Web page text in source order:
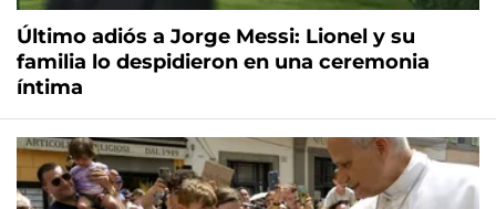
Último adiós a Jorge Messi: Lionel y su
familia lo despidieron en una ceremonia
íntima